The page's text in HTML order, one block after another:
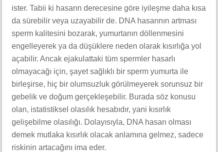
ister. Tabii ki hasarın derecesine göre iyileşme daha kısa
da sürebilir veya uzayabilir de. DNA hasarının artması
sperm kalitesini bozarak, yumurtanın döllenmesini
engelleyerek ya da düşüklere neden olarak kısırlığa yol
açabilir. Ancak ejakulattaki tüm spermler hasarlı
olmayacağı için, şayet sağlıklı bir sperm yumurta ile
birleşirse, hiç bir olumsuzluk görülmeyerek sorunsuz bir
gebelik ve doğum gerçekleşebilir. Burada söz konusu
olan, istatistiksel olasılık hesabıdır, yani kısırlık
gelişebilme olasılığı. Dolayısıyla, DNA hasarı olması
demek mutlaka kısırlık olacak anlamına gelmez, sadece
riskinin artacağını ima eder.